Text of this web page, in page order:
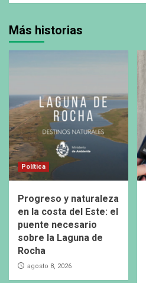
Más historias
Política
Progreso y naturaleza
en la costa del Este: el
puente necesario
sobre la Laguna de
Rocha
agosto 8, 2026